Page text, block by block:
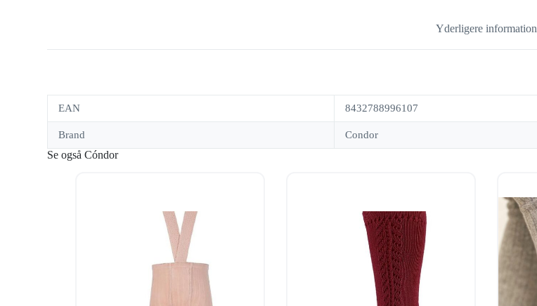
Yderligere information
EAN 8432788996107
Brand Condor
Se også Cóndor